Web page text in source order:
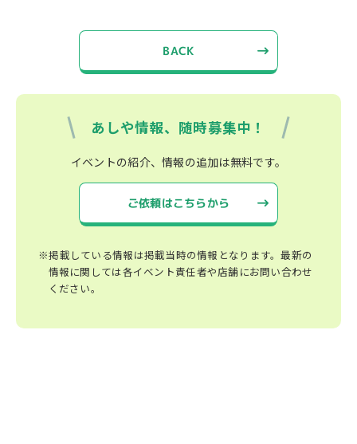
BACK
あしや情報、随時募集中！
イベントの紹介、情報の追加は無料です。
ご依頼はこちらから
※掲載している情報は掲載当時の情報となります。最新の
情報に関しては各イベント責任者や店舗にお問い合わせ
ください。